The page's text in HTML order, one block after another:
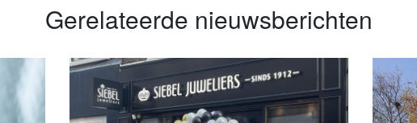
Gerelateerde nieuwsberichten